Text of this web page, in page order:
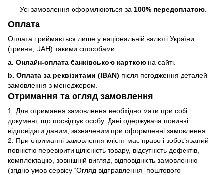
Усі замовлення оформлюються за 100% передоплатою
Оплата
Оплата приймається лише у національній валюті України
(гривня, UAH) такими способами:
a. Онлайн-оплата банківською карткою на сайті.
b. Оплата за реквізитами (IBAN) після погодження деталей
замовлення з менеджером.
Отримання та огляд замовлення
1. Для отримання замовлення необхідно мати при собі
документ, що посвідчує особу. Дані одержувача повинні
відповідати даним, зазначеним при оформленні замовлення.
2. При отриманні замовлення клієнт має право і зобов’язаний
повністю перевірити цілісність товару, відсутність дефектів,
комплектацію, зовнішній вигляд, відповідність замовленню
(згідно умов сервісу “Огляд відправлення” поштового